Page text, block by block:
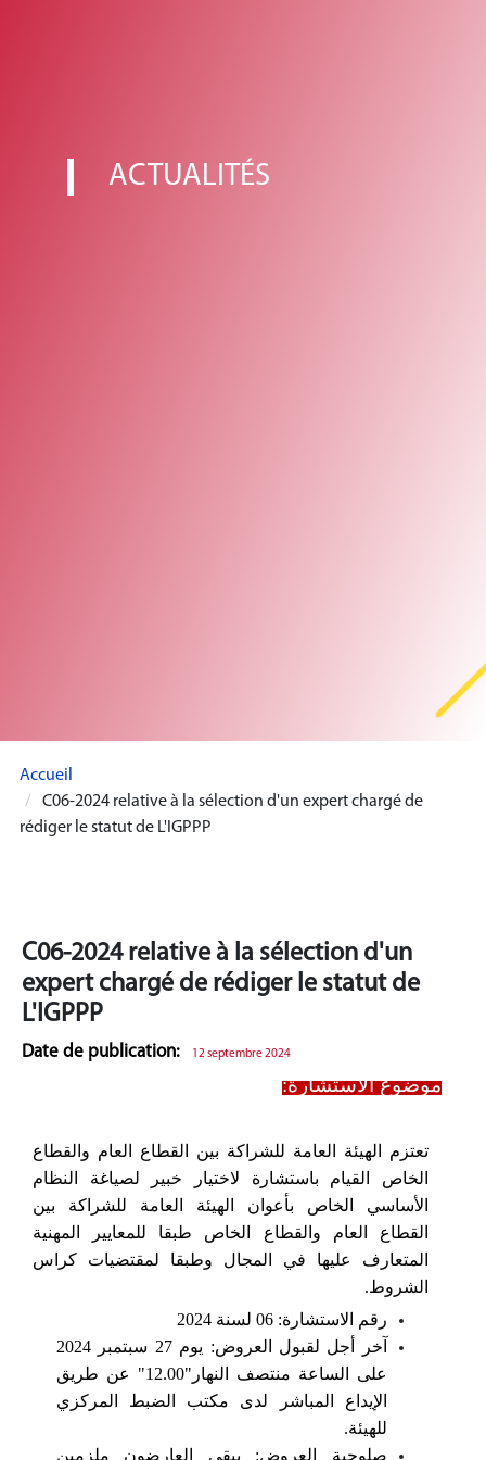
ACTUALITÉS
Accueil
C06-2024 relative à la sélection d'un expert chargé de
rédiger le statut de L'IGPPP
C06-2024 relative à la sélection d'un
expert chargé de rédiger le statut de
L'IGPPP
Date de publication: 12 septembre 2024
موضوع الاستشارة:
تعتزم الهيئة العامة للشراكة بين القطاع العام والقطاع
الخاص القيام باستشارة لاختيار خبير لصياغة النظام
الأساسي الخاص بأعوان الهيئة العامة للشراكة بين
القطاع العام والقطاع الخاص طبقا للمعايير المهنية
المتعارف عليها في المجال وطبقا لمقتضيات كراس
الشروط.
رقم الاستشارة:06 لسنة2024
آخر أجل لقبول العروض: يوم27 سبتمبر 2024
على الساعة منتصف النهار "12.00"
عن طريق
الإيداع المباشر لدى مكتب الضبط المركزي
للهيئة.
صلوحية العروض: يبقى العارضون ملزمين